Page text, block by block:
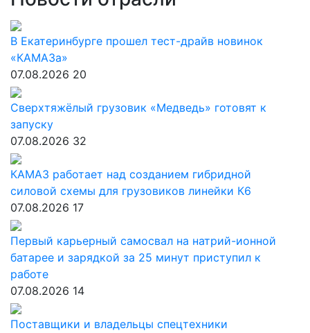
В Екатеринбурге прошел тест-драйв новинок
«КАМАЗа»
07.08.2026 20
Сверхтяжёлый грузовик «Медведь» готовят к
запуску
07.08.2026 32
КАМАЗ работает над созданием гибридной
силовой схемы для грузовиков линейки К6
07.08.2026 17
Первый карьерный самосвал на натрий-ионной
батарее и зарядкой за 25 минут приступил к
работе
07.08.2026 14
Поставщики и владельцы спецтехники